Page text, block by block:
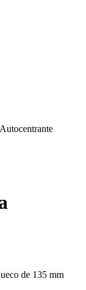
de 135 mm